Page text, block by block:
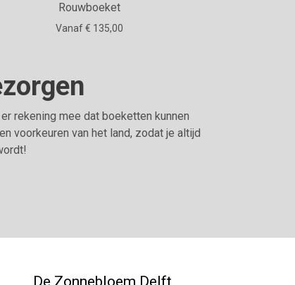
Rouwboeket
Vanaf € 135,00
rekening mee dat boeketten kunnen
voorkeuren van het land, zodat je altijd
De Zonnebloem Delft